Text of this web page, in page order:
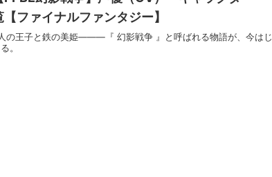
【ファイナルファンタジー】
の王子と鉄の美姫―――『 幻影戦争 』と呼ばれる物語が、今はじ
。